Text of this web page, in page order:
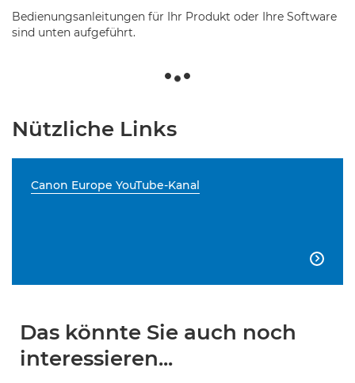
Bedienungsanleitungen für Ihr Produkt oder Ihre Software
sind unten aufgeführt.
Nützliche Links
Canon Europe YouTube-Kanal

Das könnte Sie auch noch
interessieren...